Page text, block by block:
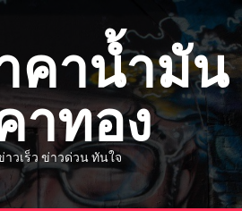
คาน้ำมัน
าทอง
าวเร็ว ข่าวด่วน ทันใจ